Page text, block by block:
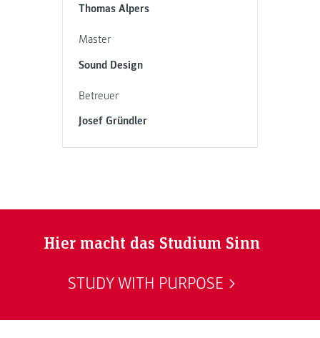
Thomas Alpers
Master
Sound Design
Betreuer
Josef Gründler
Hier macht das Studium Sinn
STUDY WITH PURPOSE